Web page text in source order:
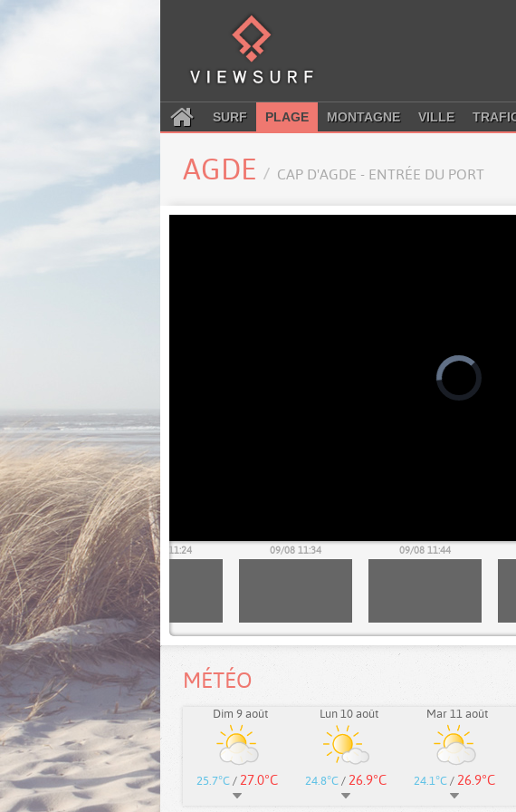
SURF PLAGE MONTAGNE VILLE
AGDE CAP D'AGDE - ENTRÉE DU PORT
09/08 11:14 09/08 11:24 09/08 11:34 09/08 11:44
MÉTÉO
Dim 9 août
25.7°C / 27.0°C
Lun 10 août
24.8°C / 26.9°C
Mar 11 août
24.1°C / 26.9°C